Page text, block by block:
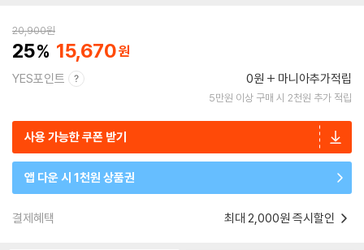
20,900원
25 15,670
YES포인트 0원 마니아추가적립
5만원 이상 구매 시 2천원 추가 적립
사용 가능한 쿠폰 받기
앱 다운 시 1천원 상품권
결제혜택 최대 2,000원 즉시할인